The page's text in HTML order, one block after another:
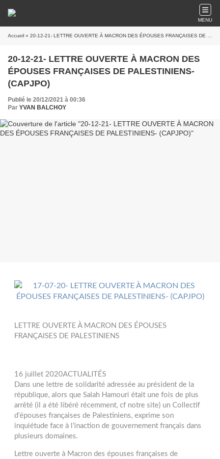
MENU
Accueil » 20-12-21- LETTRE OUVERTE À MACRON DES ÉPOUSES FRANÇAISES DE PALESTINIENS- (CAPJPO)
20-12-21- LETTRE OUVERTE À MACRON DES
ÉPOUSES FRANÇAISES DE PALESTINIENS-
(CAPJPO)
Publié le 20/12/2021 à 00:36
Par YVAN BALCHOY
LETTRE OUVERTE À MACRON DES ÉPOUSES
FRANÇAISES DE PALESTINIENS
16 juillet 2020ACTUALITÉS
Dans une lettre de solidarité adressée au président de la
république, alors que Salah Hamouri était une fois de plus
arrêté (il a été libéré récemment, cf notre site) un Collectif
d’épouses françaises de Palestiniens, exprime son
inquiétude face à l’inaction de gouvernement français dans
plusieurs domaines.
Lettre ouverte à Macron des épouses françaises de